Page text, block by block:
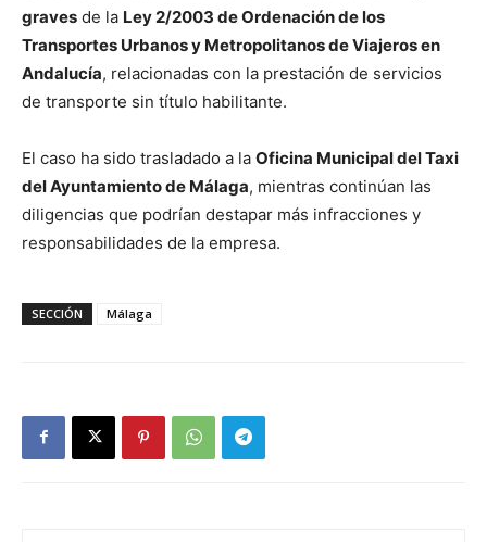
graves de la Ley 2/2003 de Ordenación de los
Transportes Urbanos y Metropolitanos de Viajeros en
Andalucía, relacionadas con la prestación de servicios
de transporte sin título habilitante.
El caso ha sido trasladado a la Oficina Municipal del Taxi
del Ayuntamiento de Málaga, mientras continúan las
diligencias que podrían destapar más infracciones y
responsabilidades de la empresa.
SECCIÓN Málaga